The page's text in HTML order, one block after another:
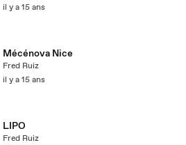
il y a 15 ans
Mécénova Nice
Fred Ruiz
il y a 15 ans
LIPO
Fred Ruiz